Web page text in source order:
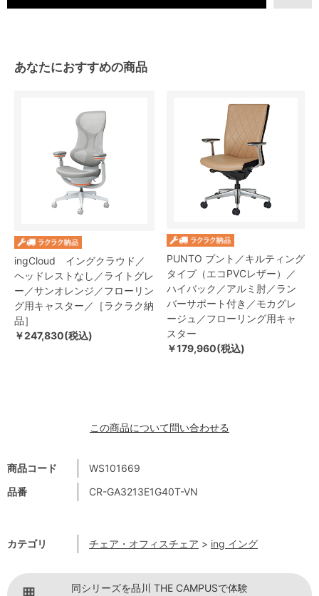
商品コード
WS101669
品番
CR-GA3213E1G40T-VN
カテゴリ チェア・オフィスチェア > ing イング
あなたにおすすめの商品
ingCloud イングクラウド／
ヘッドレストなし／ライトグレ
ー／サンオレンジ／フローリン
グ用キャスター／［ラクラク納
品］
￥247,830(税込)
PUNTO プント／キルティング
タイプ（エコPVCレザー）／
ハイバック／アルミ肘／ラン
バーサポート付き／モカグレ
ージュ／フローリング用キャ
スター
￥179,960(税込)
この商品について問い合わせる
同シリーズを品川 THE CAMPUSで体験